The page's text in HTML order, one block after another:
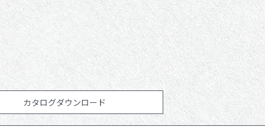
サンプル請求
プライバシーポリシー セキュリティポリシー
カタログダウンロード